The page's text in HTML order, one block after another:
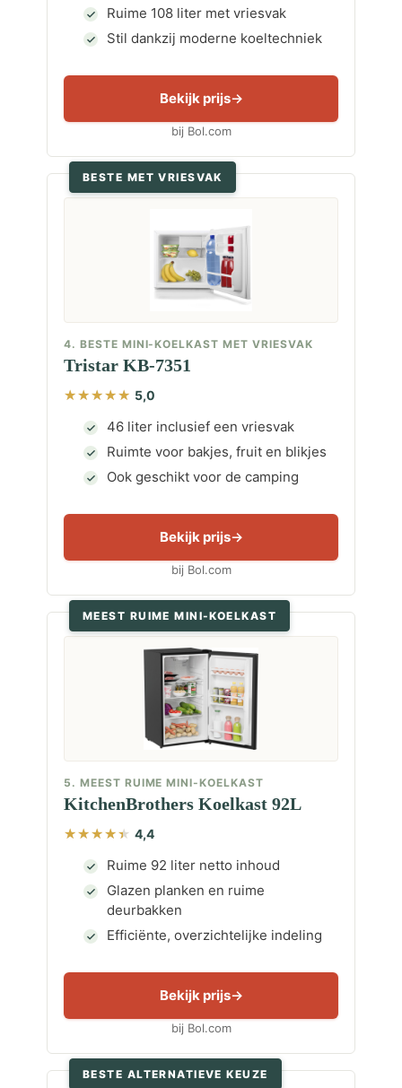
Ruime 108 liter met vriesvak
Stil dankzij moderne koeltechniek
Bekijk prijs
bij Bol.com
BESTE MET VRIESVAK
4. BESTE MINI-KOELKAST MET VRIESVAK
Tristar KB-7351
5,0
46 liter inclusief een vriesvak
Ruimte voor bakjes, fruit en blikjes
Ook geschikt voor de camping
Bekijk prijs
bij Bol.com
MEEST RUIME MINI-KOELKAST
5. MEEST RUIME MINI-KOELKAST
KitchenBrothers Koelkast 92L
4,4
Ruime 92 liter netto inhoud
Glazen planken en ruime
deurbakken
Efficiënte, overzichtelijke indeling
Bekijk prijs
bij Bol.com
BESTE ALTERNATIEVE KEUZE